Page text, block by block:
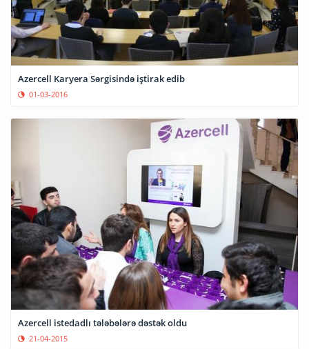
Azercell Karyera Sərgisində iştirak edib
01-03-2016
Azercell istedadlı tələbələrə dəstək oldu
21-04-2015